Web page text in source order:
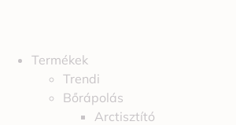
Termékek
Trendi
Bőrápolás
Arctisztító